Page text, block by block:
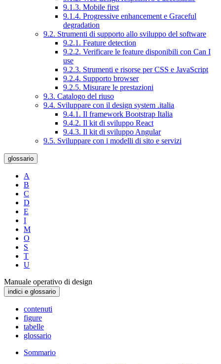
9.1.3. Mobile first
9.1.4. Progressive enhancement e Graceful
degradation
9.2. Strumenti di supporto allo sviluppo del software
9.2.1. Feature detection
9.2.2. Verificare le feature disponibili con Can I
use
9.2.3. Strumenti e risorse per CSS e JavaScript
9.2.4. Supporto browser
9.2.5. Misurare le prestazioni
9.3. Catalogo del riuso
9.4. Sviluppare con il design system .italia
9.4.1. Il framework Bootstrap Italia
9.4.2. Il kit di sviluppo React
9.4.3. Il kit di sviluppo Angular
9.5. Sviluppare con i modelli di sito e servizi
glossario
A
B
C
D
E
I
M
O
S
T
U
Manuale operativo di design
indici e glossario
contenuti
figure
tabelle
glossario
Sommario